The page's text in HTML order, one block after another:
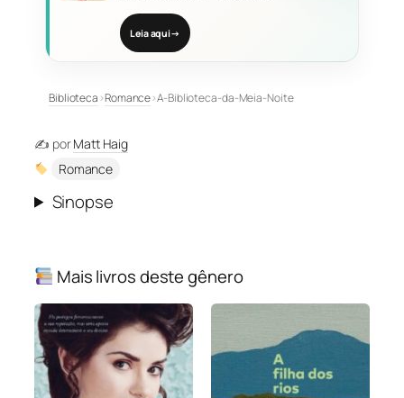
Leia aqui→
Biblioteca›Romance›A-Biblioteca-da-Meia-Noite
✍️ porMatt Haig
Romance
Sinopse
Mais livros deste gênero